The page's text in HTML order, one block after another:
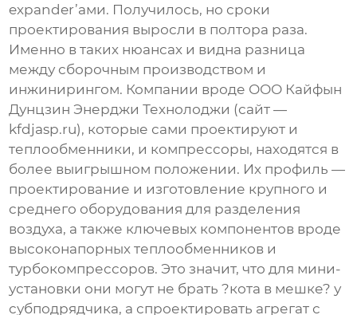
expander’ами. Получилось, но сроки
проектирования выросли в полтора раза.
Именно в таких нюансах и видна разница
между сборочным производством и
инжинирингом. Компании вроде ООО Кайфын
Дунцзин Энерджи Технолоджи (сайт —
kfdjasp.ru), которые сами проектируют и
теплообменники, и компрессоры, находятся в
более выигрышном положении. Их профиль —
проектирование и изготовление крупного и
среднего оборудования для разделения
воздуха, а также ключевых компонентов вроде
высоконапорных теплообменников и
турбокомпрессоров. Это значит, что для мини-
установки они могут не брать ?кота в мешке? у
субподрядчика, а спроектировать агрегат с